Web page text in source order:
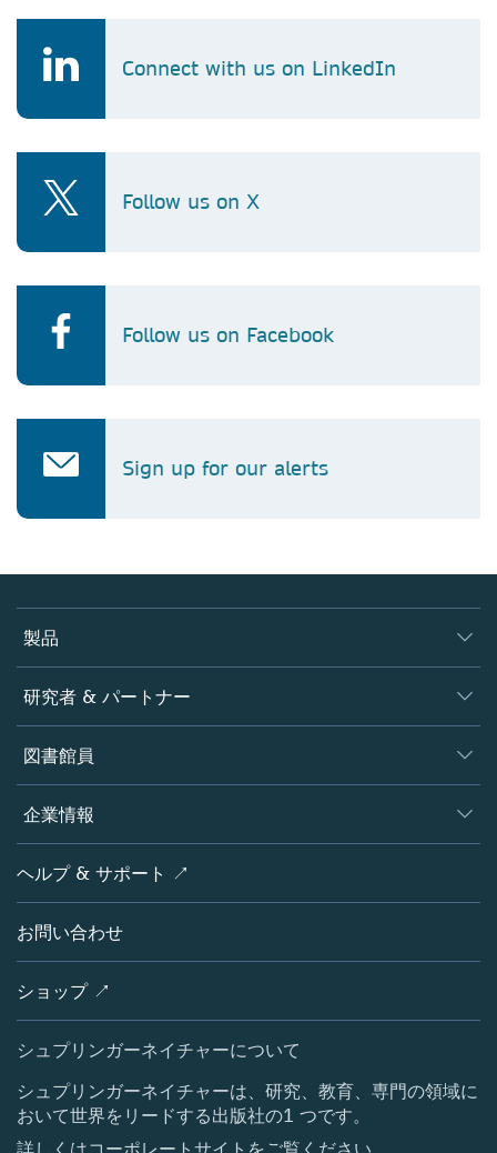
Connect with us on LinkedIn
Follow us on X
Follow us on Facebook
Sign up for our alerts
製品
ジャーナル
書籍
プラットフォーム
研究者 & パートナー
著者
編集者
オープンサイエンス
ポリシー
図書館員
概要
製品
ライセンス情報
ブログ
お問い合わせ
企業情報
会社概要
シュプリンガーネイチャーについて
採用情報
メディアセンター
所在地 & お問い合わせ
コーポレートサイト（グローバル）
ヘルプ & サポート ↗
お問い合わせ
ショップ ↗
シュプリンガーネイチャーについて
シュプリンガーネイチャーは、研究、教育、専門の領域に
おいて世界をリードする出版社の1 つです。
詳しくはコーポレートサイトをご覧ください。